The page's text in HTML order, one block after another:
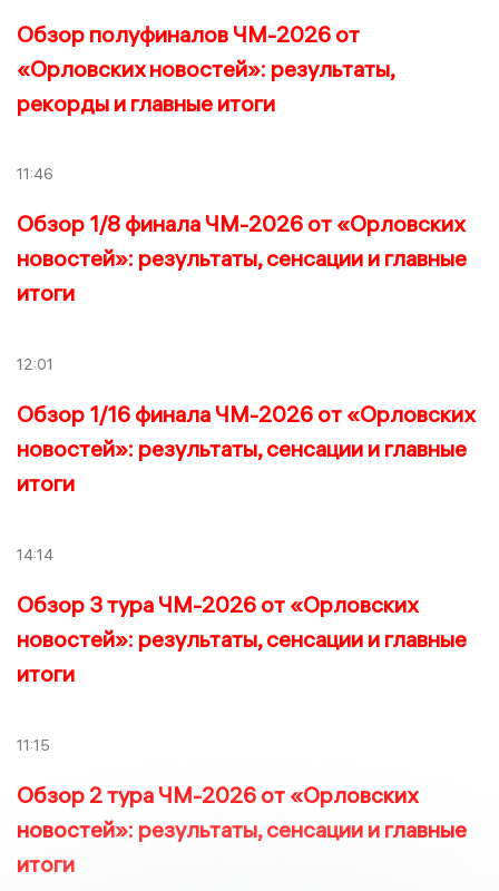
Обзор полуфиналов ЧМ-2026 от
«Орловских новостей»: результаты,
рекорды и главные итоги
11:46
Обзор 1/8 финала ЧМ-2026 от «Орловских
новостей»: результаты, сенсации и главные
итоги
12:01
Обзор 1/16 финала ЧМ-2026 от «Орловских
новостей»: результаты, сенсации и главные
итоги
14:14
Обзор 3 тура ЧМ-2026 от «Орловских
новостей»: результаты, сенсации и главные
итоги
11:15
Обзор 2 тура ЧМ-2026 от «Орловских
новостей»: результаты, сенсации и главные
итоги